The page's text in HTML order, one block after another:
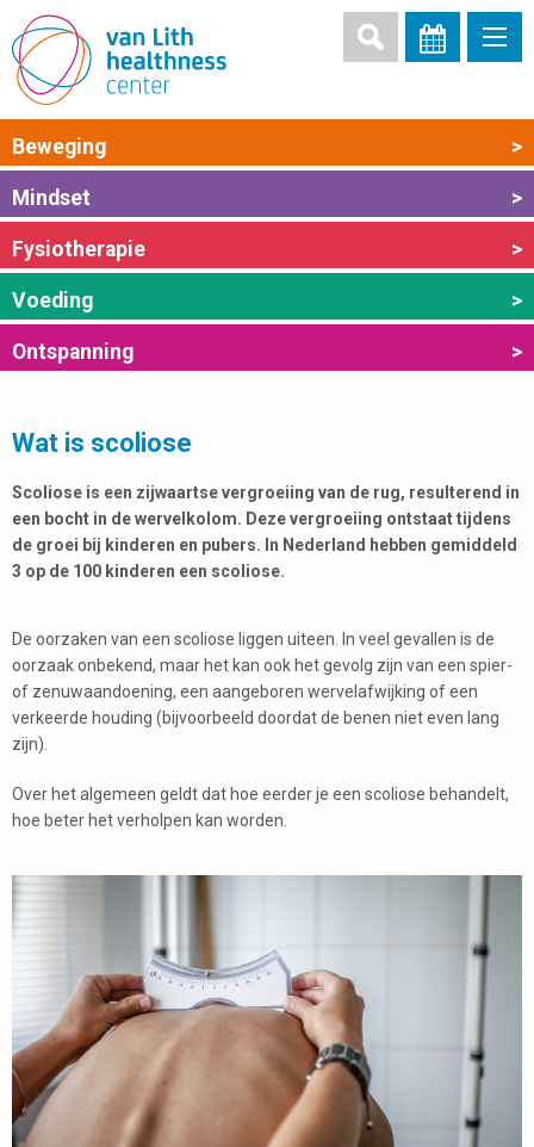
Beweging >
Mindset >
Fysiotherapie >
Voeding >
Ontspanning >
Wat is scoliose
Scoliose is een zijwaartse vergroeiing van de rug, resulterend in
een bocht in de wervelkolom. Deze vergroeiing ontstaat tijdens
de groei bij kinderen en pubers. In Nederland hebben gemiddeld
3 op de 100 kinderen een scoliose.
De oorzaken van een scoliose liggen uiteen. In veel gevallen is de
oorzaak onbekend, maar het kan ook het gevolg zijn van een spier-
of zenuwaandoening, een aangeboren wervelafwijking of een
verkeerde houding (bijvoorbeeld doordat de benen niet even lang
zijn).
Over het algemeen geldt dat hoe eerder je een scoliose behandelt,
hoe beter het verholpen kan worden.